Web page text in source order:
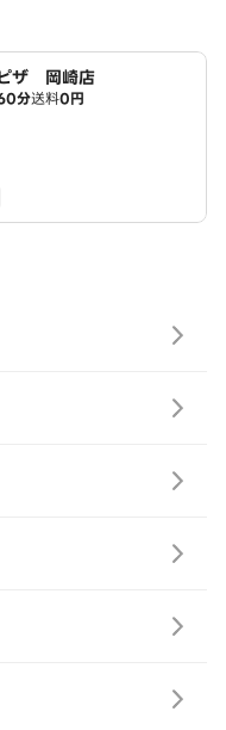
ザ 岡崎店
分送料0円